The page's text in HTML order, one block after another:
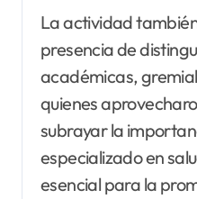
La actividad
presencia de
académicas,
quienes
subrayar la
especializado en
esencial para la